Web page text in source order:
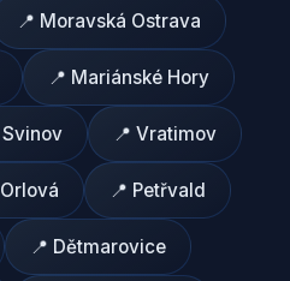
📍 Moravská Ostrava
📍 Mariánské Hory
Svinov 📍 Vratimov
Orlová 📍 Petřvald
📍 Dětmarovice